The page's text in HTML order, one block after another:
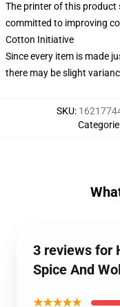
The printer of this
committed to improving
Cotton Initiative
Since every item is made
there may be slight
SKU:
Categorie
3 reviews for
Spice And
★★★★★